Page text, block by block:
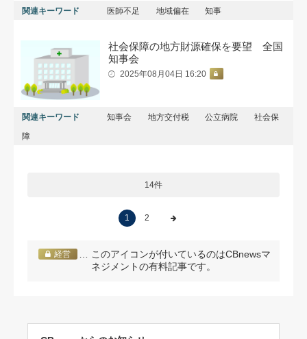
関連キーワード 医師不足 地域偏在 知事
社会保障の地方財源確保を要望 全国
知事会
2025年08月04日 16:20
関連キーワード 知事会 地方交付税 公立病院
社会保
障
14件
1 2
経営
… このアイコンが付いているのはCBnewsマ
ネジメントの有料記事です。